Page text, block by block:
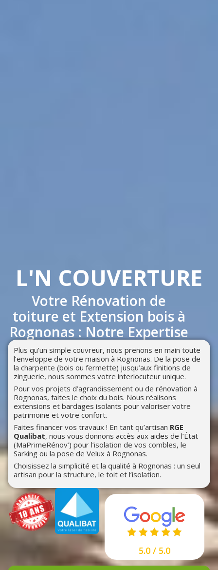
L'N COUVERTURE
Votre Rénovation de
toiture et Extension bois à
Rognonas : Notre Expertise
Plus qu’un simple couvreur, nous prenons en main toute
l’enveloppe de votre maison à Rognonas. De la pose de
la charpente (bois ou fermette) jusqu’aux finitions de
zinguerie, nous sommes votre interlocuteur unique.
Pour vos projets d’agrandissement ou de rénovation à
Rognonas, faites le choix du bois. Nous réalisons
extensions et bardages isolants pour valoriser votre
patrimoine et votre confort.
Faites financer vos travaux ! En tant qu’artisan RGE
Qualibat, nous vous donnons accès aux aides de l’État
(MaPrimeRénov’) pour l’isolation de vos combles, le
Sarking ou la pose de Velux à Rognonas.
Choisissez la simplicité et la qualité à Rognonas : un seul
artisan pour la structure, le toit et l’isolation.
5.0 / 5.0